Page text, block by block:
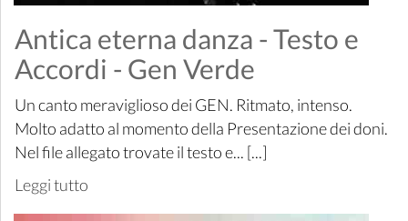
Antica eterna danza - Testo e
Accordi - Gen Verde
Un canto meraviglioso dei GEN. Ritmato, intenso.
Molto adatto al momento della Presentazione dei doni.
Nel file allegato trovate il testo e... [...]
Leggi tutto